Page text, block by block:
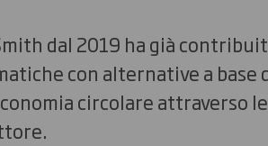
dal 2019 ha già
con alternative a base
circolare attraverso